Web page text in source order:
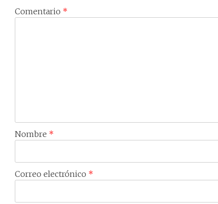
Comentario *
Nombre *
Correo electrónico *